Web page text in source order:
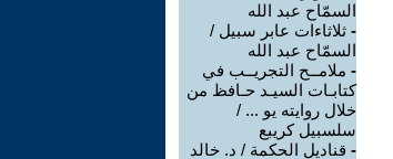
السمّاح عبد الله
- ثلاثاءات عابر سبيل /
السمّاح عبد الله
- ملامــح التجريــب في
كتابـات السيـد حـافظ من
خلال روايته يو ... /
سلسبيل كريبع
- قناديل الحكمة / د. خالد